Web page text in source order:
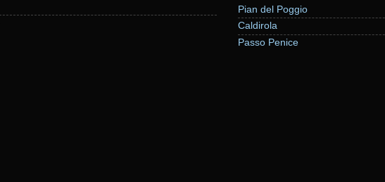
Pian del Poggio
Caldirola
Passo Penice